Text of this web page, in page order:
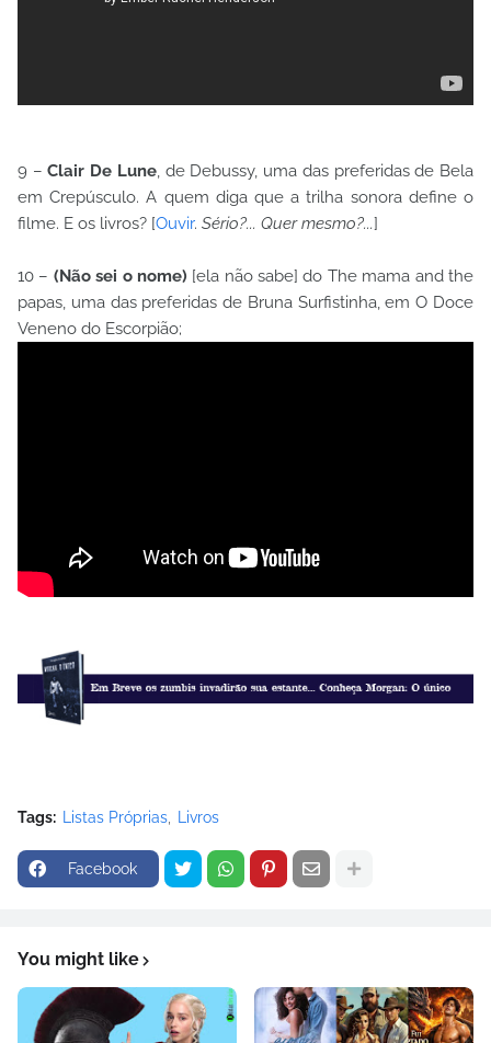
9 –Clair De Lune, de Debussy, uma das preferidas de Bela
em Crepúsculo. A quem diga que a trilha sonora define o
filme. E os livros? [Ouvir. Sério?... Quer mesmo?...]
10 – (Não sei o nome) [ela não sabe] do The mama and the
papas, uma das preferidas de Bruna Surfistinha, em O Doce
Veneno do Escorpião;
Tags: Listas Próprias Livros
Facebook
You might like